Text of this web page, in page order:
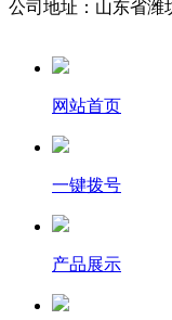
公司地址：山东省潍
网站首页
一键拨号
产品展示